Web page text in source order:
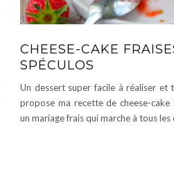
CHEESE-CAKE
SPÉCULOS
Un dessert super facile à réaliser et
propose ma recette de cheese-cake
un mariage frais qui marche à tous les